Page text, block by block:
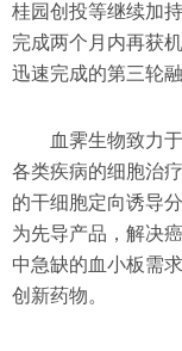
桂园创投等继续加
完成两个月内再获
迅速完成的第三轮融
血霁生物致力
各类疾病的细胞治
的干细胞定向诱导
为先导产品，解决
中急缺的血小板需
创新药物。